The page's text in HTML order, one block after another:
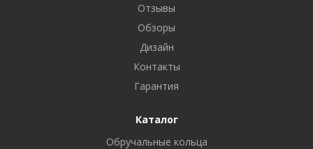
Отзывы
Обзоры
Дизайн
Контакты
Гарантия
Каталог
Обручальные кольца